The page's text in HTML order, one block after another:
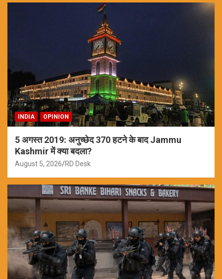
INDIA OPINION
5 अगस्त 2019: अनुच्छेद 370 हटने के बाद Jammu
Kashmir में क्या बदला?
August 5, 2026 RD Desk